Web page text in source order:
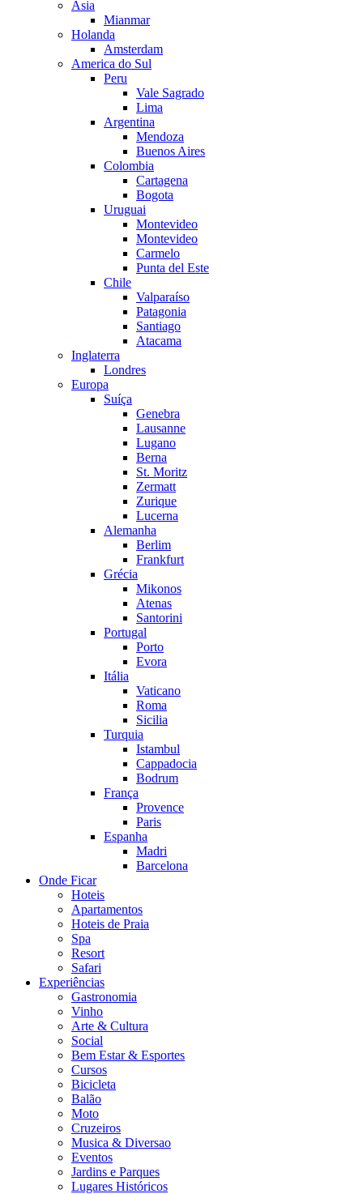
Asia
Mianmar
Holanda
Amsterdam
America do Sul
Peru
Vale Sagrado
Lima
Argentina
Mendoza
Buenos Aires
Colombia
Cartagena
Bogota
Uruguai
Montevideo
Montevideo
Carmelo
Punta del Este
Chile
Valparaíso
Patagonia
Santiago
Atacama
Inglaterra
Londres
Europa
Suíça
Genebra
Lausanne
Lugano
Berna
St. Moritz
Zermatt
Zurique
Lucerna
Alemanha
Berlim
Frankfurt
Grécia
Mikonos
Atenas
Santorini
Portugal
Porto
Evora
Itália
Vaticano
Roma
Sicilia
Turquia
Istambul
Cappadocia
Bodrum
França
Provence
Paris
Espanha
Madri
Barcelona
Onde Ficar
Hoteis
Apartamentos
Hoteis de Praia
Spa
Resort
Safari
Experiências
Gastronomia
Vinho
Arte & Cultura
Social
Bem Estar & Esportes
Cursos
Bicicleta
Balão
Moto
Cruzeiros
Musica & Diversao
Eventos
Jardins e Parques
Lugares Históricos